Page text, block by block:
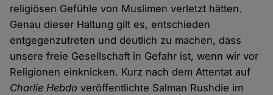
religiösen Gefühle von Muslimen verletzt hätten.
Genau dieser Haltung gilt es, entschieden
entgegenzutreten und deutlich zu machen, dass
unsere freie Gesellschaft in Gefahr ist, wenn wir vor
Religionen einknicken. Kurz nach dem Attentat auf
Charlie Hebdo veröffentlichte Salman Rushdie im